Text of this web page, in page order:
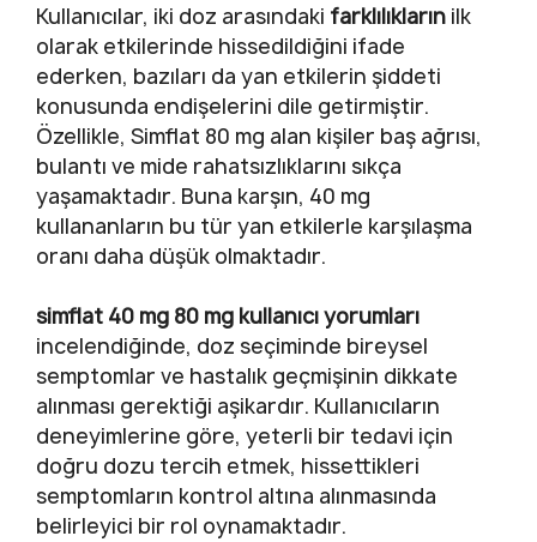
Kullanıcılar, iki doz arasındaki farklılıkların ilk
olarak etkilerinde hissedildiğini ifade
ederken, bazıları da yan etkilerin şiddeti
konusunda endişelerini dile getirmiştir.
Özellikle, Simflat 80 mg alan kişiler baş ağrısı,
bulantı ve mide rahatsızlıklarını sıkça
yaşamaktadır. Buna karşın, 40 mg
kullananların bu tür yan etkilerle karşılaşma
oranı daha düşük olmaktadır.
simflat 40 mg 80 mg kullanıcı yorumları
incelendiğinde, doz seçiminde bireysel
semptomlar ve hastalık geçmişinin dikkate
alınması gerektiği aşikardır. Kullanıcıların
deneyimlerine göre, yeterli bir tedavi için
doğru dozu tercih etmek, hissettikleri
semptomların kontrol altına alınmasında
belirleyici bir rol oynamaktadır.